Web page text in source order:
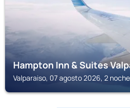
Hampton Inn & Suites
Valparaiso, 07 agosto 2026, 2